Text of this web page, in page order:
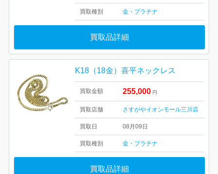
買取種別 金・プラチナ
買取品詳細
K18（18金）喜平ネックレス
買取金額 255,000 円
買取店舗 さすがやイオンモール三川店
買取日 08月09日
買取種別 金・プラチナ
買取品詳細